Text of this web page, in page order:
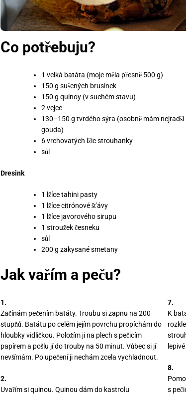
Co potřebuju?
1 velká batáta (moje měla přesně 500 g)
150 g sušených brusinek
150 g quinoy (v suchém stavu)
2 vejce
130–150 g tvrdého sýra (osobně mám
gouda)
6 vrchovatých lžic strouhanky
sůl
Dresink
1 lžíce tahini pasty
1 lžíce citrónové šťávy
1 lžíce javorového sirupu
1 stroužek česneku
sůl
200 g zakysané smetany
Jak vařím a peču?
1.
Začínám pečením batáty. Troubu si zapnu na 200
stupňů. Batátu po celém jejím povrchu propíchám do
hloubky vidličkou. Položím ji na plech s pečicím
papírem a pošlu jí do trouby na 50 minut. Vůbec si jí
nevšímám. Po upečení ji nechám zcela vychladnout.
2.
Uvařím si quinou. Quinou dám do kastrolu
7.
K
8.
s